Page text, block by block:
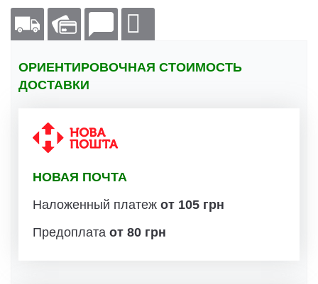
ОРИЕНТИРОВОЧНАЯ СТОИМОСТЬ
ДОСТАВКИ
НОВАЯ ПОЧТА
Наложенный платеж от 105 грн
Предоплата от 80 грн